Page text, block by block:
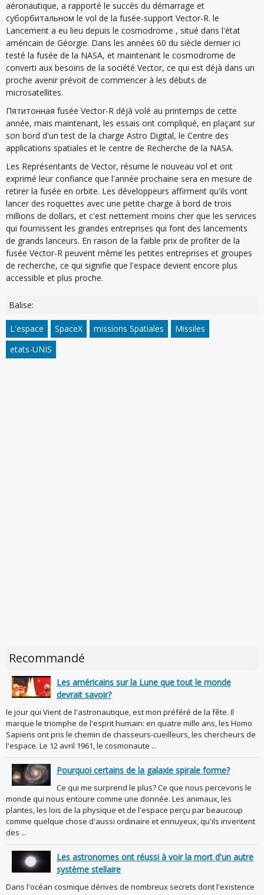
aéronautique, a rapporté le succès du démarrage et
суборбитальном le vol de la fusée-support Vector-R. le
Lancement a eu lieu depuis le cosmodrome , situé dans l'état
américain de Géorgie. Dans les années 60 du siècle dernier ici
testé la fusée de la NASA, et maintenant le cosmodrome de
converti aux besoins de la société Vector, ce qui est déjà dans un
proche avenir prévoit de commencer à les débuts de
microsatellites.
Пятитонная fusée Vector-R déjà volé au printemps de cette
année, mais maintenant, les essais ont compliqué, en plaçant sur
son bord d'un test de la charge Astro Digital, le Centre des
applications spatiales et le centre de Recherche de la NASA.
Les Représentants de Vector, résume le nouveau vol et ont
exprimé leur confiance que l'année prochaine sera en mesure de
retirer la fusée en orbite. Les développeurs affirment qu'ils vont
lancer des roquettes avec une petite charge à bord de trois
millions de dollars, et c'est nettement moins cher que les services
qui fournissent les grandes entreprises qui font des lancements
de grands lanceurs. En raison de la faible prix de profiter de la
fusée Vector-R peuvent même les petites entreprises et groupes
de recherche, ce qui signifie que l'espace devient encore plus
accessible et plus proche.
Balise:
L'espace SpaceX missions Spatiales
Missiles
etats-UNIS
Recommandé
Les américains sur la Lune que tout le monde
devrait savoir?
le jour qui Vient de l'astronautique, est mon préféré de la fête. Il
marque le triomphe de l'esprit humain: en quatre mille ans, les Homo
Sapiens ont pris le chemin de chasseurs-cueilleurs, les chercheurs de
l'espace. Le 12 avril 1961, le cosmonaute ...
Pourquoi certains de la galaxie spirale forme?
Ce qui me surprend le plus? Ce que nous percevons le
monde qui nous entoure comme une donnée. Les animaux, les
plantes, les lois de la physique et de l'espace perçu par beaucoup
comme quelque chose d'aussi ordinaire et ennuyeux, qu'ils inventent
des ...
Les astronomes ont réussi à voir la mort d'un autre
système stellaire
Dans l'océan cosmique dérives de nombreux secrets dont l'existence